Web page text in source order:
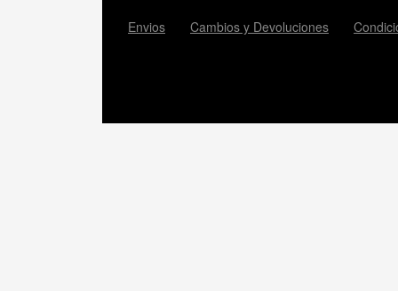
Envios Cambios y Devoluciones